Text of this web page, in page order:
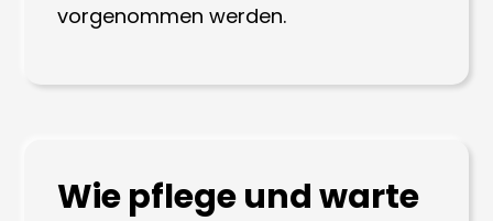
vorgenommen werden.
Wie pflege und warte